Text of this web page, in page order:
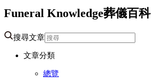
Funeral Knowledge葬儀百科
搜尋文章
文章分類
總覽